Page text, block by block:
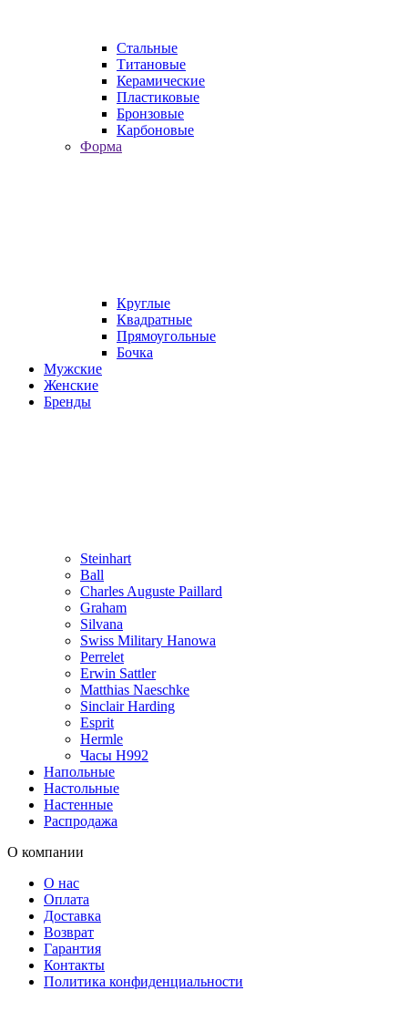
Стальные
Титановые
Керамические
Пластиковые
Бронзовые
Карбоновые
Форма
Круглые
Квадратные
Прямоугольные
Бочка
Мужские
Женские
Бренды
Steinhart
Ball
Charles Auguste Paillard
Graham
Silvana
Swiss Military Hanowa
Perrelet
Erwin Sattler
Matthias Naeschke
Sinclair Harding
Esprit
Hermle
Часы H992
Напольные
Настольные
Настенные
Распродажа
О компании
О нас
Оплата
Доставка
Возврат
Гарантия
Контакты
Политика конфиденциальности